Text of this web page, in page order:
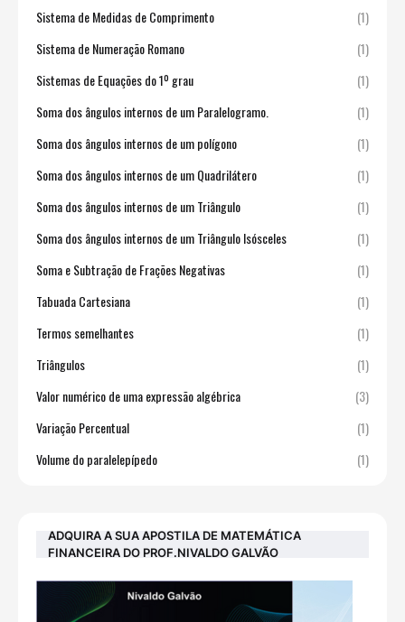
Sistema de Medidas de Comprimento
(1)
Sistema de Numeração Romano
(1)
Sistemas de Equações do 1º grau
(1)
Soma dos ângulos internos de um Paralelogramo.
(1)
Soma dos ângulos internos de um polígono
(1)
Soma dos ângulos internos de um Quadrilátero
(1)
Soma dos ângulos internos de um Triângulo
(1)
Soma dos ângulos internos de um Triângulo Isósceles
(1)
Soma e Subtração de Frações Negativas
(1)
Tabuada Cartesiana
(1)
Termos semelhantes
(1)
Triângulos
(1)
Valor numérico de uma expressão algébrica
(3)
Variação Percentual
(1)
Volume do paralelepípedo
(1)
ADQUIRA A SUA APOSTILA DE MATEMÁTICA
FINANCEIRA DO PROF.NIVALDO GALVÃO